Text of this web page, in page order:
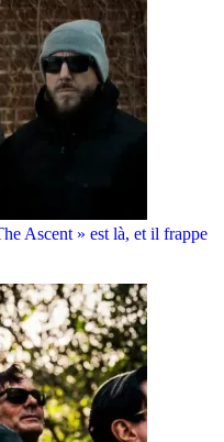
Ascent » est là, et il frappe